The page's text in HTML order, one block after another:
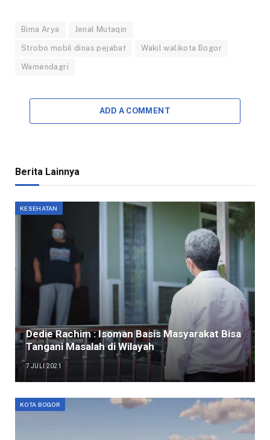
Bima Arya Jenal Mutaqin
Strobo mobil dinas pejabat Wakil walikota Bogor
Wamendagri
ADD A COMMENT
Berita Lainnya
KESEHATAN
Dedie Rachim : Isoman Basis Masyarakat Bisa
Tangani Masalah di Wilayah
7 JULI 2021
KOTA BOGOR